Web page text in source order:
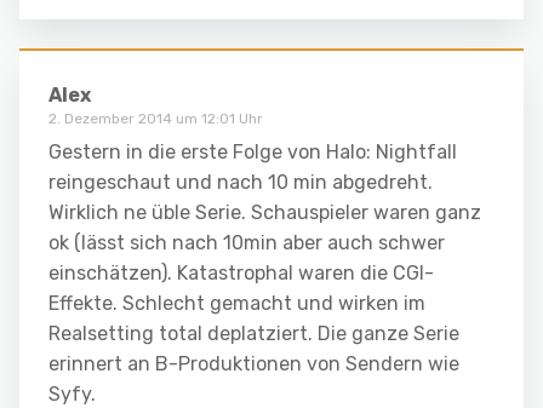
Alex
2. Dezember 2014 um 12:01 Uhr
Gestern in die erste Folge von Halo: Nightfall
reingeschaut und nach 10 min abgedreht.
Wirklich ne üble Serie. Schauspieler waren ganz
ok (lässt sich nach 10min aber auch schwer
einschätzen). Katastrophal waren die CGI-
Effekte. Schlecht gemacht und wirken im
Realsetting total deplatziert. Die ganze Serie
erinnert an B-Produktionen von Sendern wie
Syfy.